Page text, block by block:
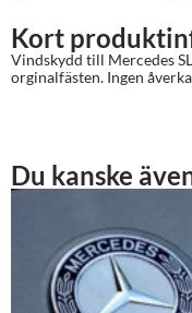
Kort
Vindskydd till Mercedes
orginalfästen. Ingen
Du kanske